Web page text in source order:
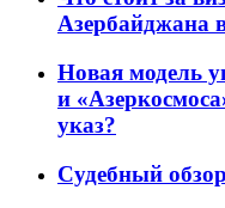
Азербайджана
Новая модель
и
указ?
Судебный